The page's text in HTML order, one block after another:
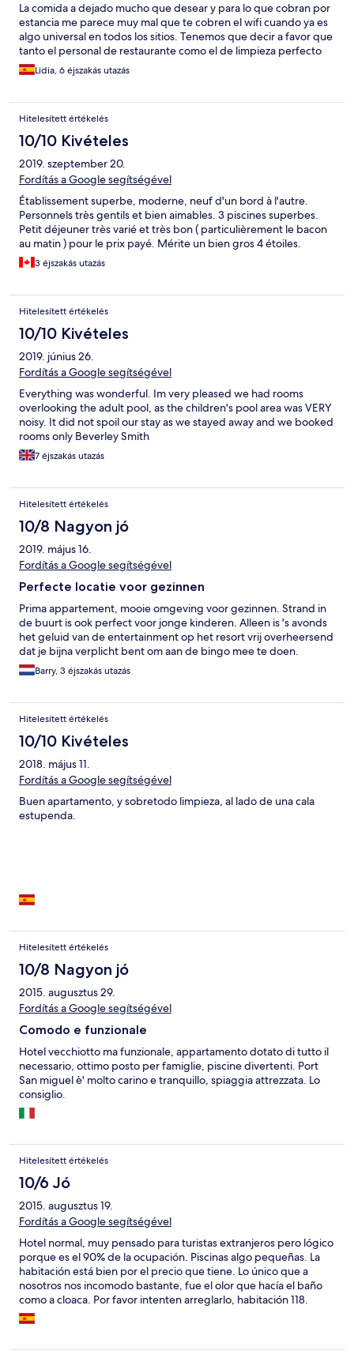
La comida a dejado mucho que desear y para lo que cobran por
estancia me parece muy mal que te cobren el wifi cuando ya es
algo universal en todos los sitios. Tenemos que decir a favor que
tanto el personal de restaurante como el de limpieza perfecto
Lidia, 6 éjszakás utazás
Hitelesített értékelés
10/10 Kivételes
2019. szeptember 20.
Fordítás a Google segítségével
Établissement superbe, moderne, neuf d'un bord à l'autre.
Personnels très gentils et bien aimables. 3 piscines superbes.
Petit déjeuner très varié et très bon ( particulièrement le bacon
au matin ) pour le prix payé. Mérite un bien gros 4 étoiles.
3 éjszakás utazás
Hitelesített értékelés
10/10 Kivételes
2019. június 26.
Fordítás a Google segítségével
Everything was wonderful. Im very pleased we had rooms
overlooking the adult pool, as the children's pool area was VERY
noisy. It did not spoil our stay as we stayed away and we booked
rooms only Beverley Smith
7 éjszakás utazás
Hitelesített értékelés
10/8 Nagyon jó
2019. május 16.
Fordítás a Google segítségével
Perfecte locatie voor gezinnen
Prima appartement, mooie omgeving voor gezinnen. Strand in
de buurt is ook perfect voor jonge kinderen. Alleen is 's avonds
het geluid van de entertainment op het resort vrij overheersend
dat je bijna verplicht bent om aan de bingo mee te doen.
Barry, 3 éjszakás utazás
Hitelesített értékelés
10/10 Kivételes
2018. május 11.
Fordítás a Google segítségével
Buen apartamento, y sobretodo limpieza, al lado de una cala
estupenda.
Hitelesített értékelés
10/8 Nagyon jó
2015. augusztus 29.
Fordítás a Google segítségével
Comodo e funzionale
Hotel vecchiotto ma funzionale, appartamento dotato di tutto il
necessario, ottimo posto per famiglie, piscine divertenti. Port
San miguel è' molto carino e tranquillo, spiaggia attrezzata. Lo
consiglio.
Hitelesített értékelés
10/6 Jó
2015. augusztus 19.
Fordítás a Google segítségével
Hotel normal, muy pensado para turistas extranjeros pero lógico
porque es el 90% de la ocupación. Piscinas algo pequeñas. La
habitación está bien por el precio que tiene. Lo único que a
nosotros nos incomodo bastante, fue el olor que hacía el baño
como a cloaca. Por favor intenten arreglarlo, habitación 118.
Gracias.